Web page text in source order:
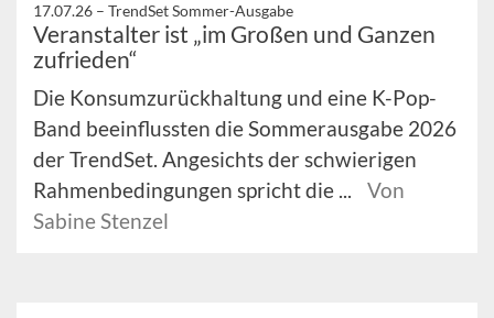
17.07.26 – TrendSet Sommer-Ausgabe
Veranstalter ist „im Großen und Ganzen
zufrieden“
Die Konsumzurückhaltung und eine K-Pop-
Band beeinflussten die Sommerausgabe 2026
der TrendSet. Angesichts der schwierigen
Rahmenbedingungen spricht die ...
Von
Sabine Stenzel